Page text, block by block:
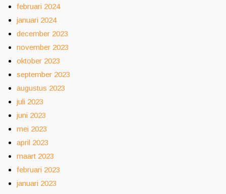
februari 2024
januari 2024
december 2023
november 2023
oktober 2023
september 2023
augustus 2023
juli 2023
juni 2023
mei 2023
april 2023
maart 2023
februari 2023
januari 2023